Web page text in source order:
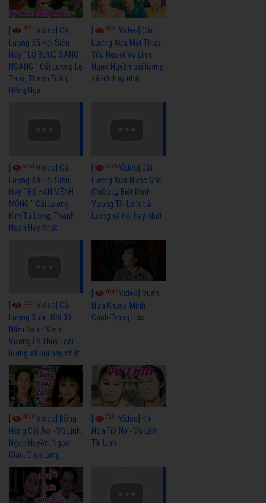
6972 Video] Cải
Lương Xã Hội Siêu
Hay " LỠ BƯỚC SANG
NGANG " Cải Lương Lệ
Thuỷ, Thanh Tuấn,
Hồng Nga
6391Video] Cải
Lương Xưa Một Thuở
Yêu Người Vũ Linh
Ngọc Huyền cải lương
xã hội hay nhất
5461 Video] Cải
Lương Xã Hội Siêu
Hay " BỂ HẬN MÊNH
MÔNG " Cải Lương
Kim Tử Long, Thanh
Ngân Hay Nhất
5736Video] Cải
Lương Xưa Nước Mắt
Chiều Ly Biệt Minh
Vương Tài Linh cải
lương xã hội hay nhất
6324Video] Cải
Lương Xưa : Rồi 30
Năm Sau - Minh
Vương Lệ Thủy | cải
lương xã hội hay nhất
6040Video] Quán
Nửa Khuya-Minh
Cảnh-Trọng Hữu
9058 Video] Bông
Hồng Cài Áo - Vũ Linh,
Ngọc Huyền, Ngọc
Giàu, Diệp Lang
7351Video] Khi
Hoa Trà Nở - Vũ Linh,
Tài Linh